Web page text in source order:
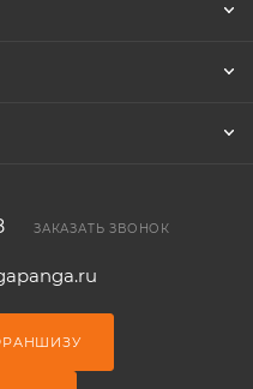
ЗАКАЗАТЬ ЗВОНОК